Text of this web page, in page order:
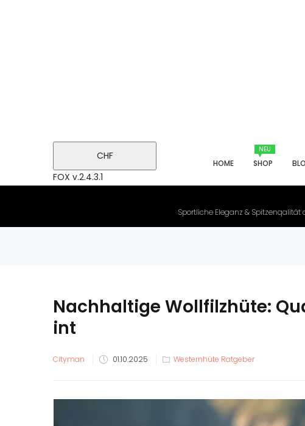
CHF
FOX v.2.4.3.1
HOME
NEU
SHOP
Sportliche Eleganz & Spitzenqalität
Nachhaltige Wollfilzhüte:
int
Cityman
Veröffentlicht
01.10.2025 Westernhüte Ratgeber